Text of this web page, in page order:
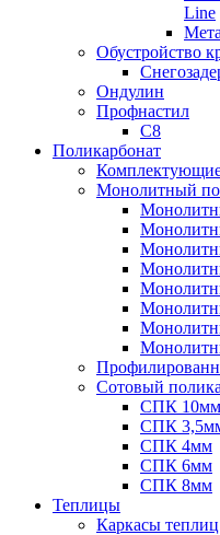
Line
Обустройство
Ондулин
Профнастил
С8
Поликарбонат
Комплектующие
Монолитный
Сотовый
СПК 10мм
СПК
СПК 4мм
СПК 6мм
СПК 8мм
Теплицы
Каркасы теплиц